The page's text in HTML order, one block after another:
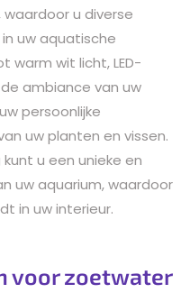
u diverse
uw aquatische
warm wit licht, LED-
ambiance van uw
persoonlijke
uw planten en vissen.
u een unieke en
uw aquarium, waardoor
in uw interieur.
voor zoetwater